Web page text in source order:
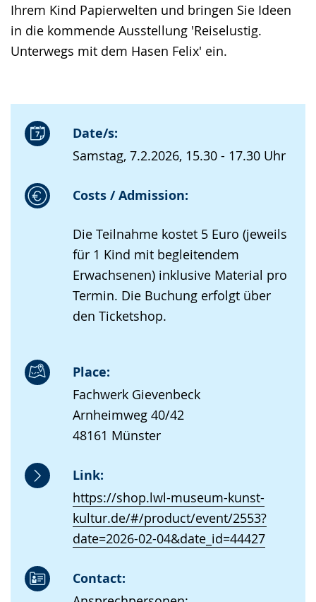
Ihrem Kind Papierwelten und bringen Sie Ideen
in die kommende Ausstellung 'Reiselustig.
Unterwegs mit dem Hasen Felix' ein.
Date/s:
Samstag, 7.2.2026, 15.30 - 17.30 Uhr
Costs / Admission:
Die Teilnahme kostet 5 Euro (jeweils
für 1 Kind mit begleitendem
Erwachsenen) inklusive Material pro
Termin. Die Buchung erfolgt über
den Ticketshop.
Place:
Fachwerk Gievenbeck
Arnheimweg 40/42
48161 Münster
Link:
https://shop.lwl-museum-kunst-
kultur.de/#/product/event/2553?
date=2026-02-04&date_id=44427
Contact: